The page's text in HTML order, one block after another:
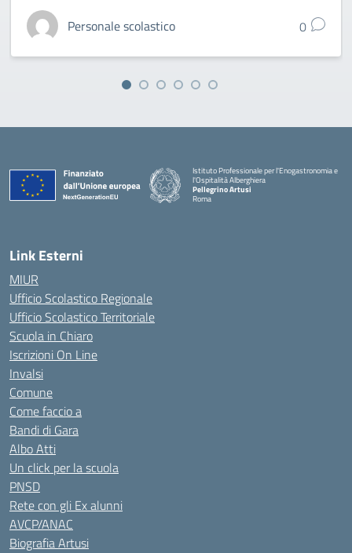
Personale scolastico 0
Istituto Professionale per l'Enogastronomia e
l'Ospitalità Alberghiera
Pellegrino Artusi
Roma
Link Esterni
MIUR
Ufficio Scolastico Regionale
Ufficio Scolastico Territoriale
Scuola in Chiaro
Iscrizioni On Line
Invalsi
Comune
Come faccio a
Bandi di Gara
Albo Atti
Un click per la scuola
PNSD
Rete con gli Ex alunni
AVCP/ANAC
Biografia Artusi